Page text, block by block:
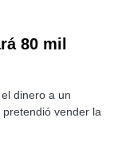
80 mil
dinero a un
vender la